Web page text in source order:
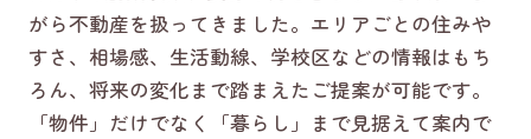
がら不動産を扱ってきました。エリアごとの住みや
すさ、相場感、生活動線、学校区などの情報はもち
ろん、将来の変化まで踏まえたご提案が可能です。
「物件」だけでなく「暮らし」まで見据えて案内で